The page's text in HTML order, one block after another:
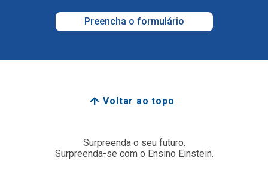
Preencha o formulário
Voltar ao topo
Surpreenda o seu futuro.
Surpreenda-se com o Ensino Einstein.